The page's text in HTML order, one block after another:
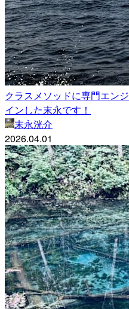
クラスメソッドに専門エン
インした末永です！
末永洸介
2026.04.01